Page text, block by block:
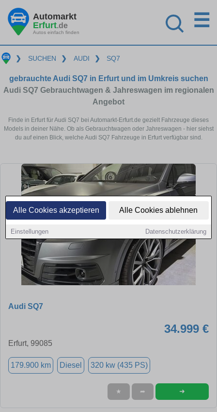
Alle Cookies akzeptieren Alle Cookies ablehnen
Einstellungen Datenschutzerklärung
Automarkt
Erfurt.de
Autos einfach finden
☰
❯ SUCHEN ❯ AUDI ❯ SQ7
gebrauchte Audi SQ7 in Erfurt und im Umkreis suchen
Audi SQ7 Gebrauchtwagen & Jahreswagen im regionalen
Angebot
Finde in Erfurt für Audi SQ7 bei Automarkt-Erfurt.de gezielt Fahrzeuge dieses
Models in deiner Nähe. Ob als Gebrauchtwagen oder Jahreswagen - hier siehst
du auf einen Blick, welche Audi SQ7 Fahrzeuge in Erfurt verfügbar sind.
Audi SQ7
34.999 €
Erfurt, 99085
179.900 km Diesel 320 kw (435 PS)
★ ➦ ➜